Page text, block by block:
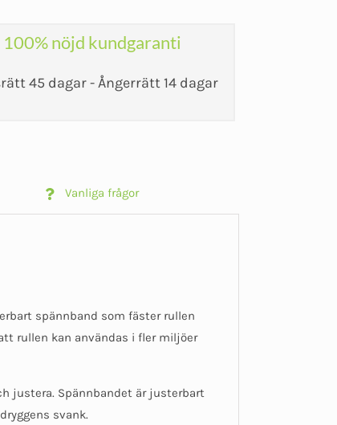
100% nöjd kundgaranti
45 dagar - Ångerrätt 14 dagar
Vanliga frågor
spännband som fäster rullen
rullen kan användas i fler miljöer
justera. Spännbandet är justerbart
svank.